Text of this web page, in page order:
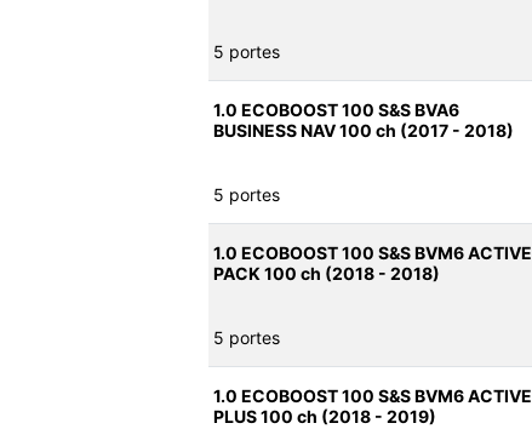
5 portes
1.0 ECOBOOST 100 S&S BVA6
BUSINESS NAV 100 ch (2017 - 2018)
5 portes
1.0 ECOBOOST 100 S&S BVM6 ACTIVE
PACK 100 ch (2018 - 2018)
5 portes
1.0 ECOBOOST 100 S&S BVM6 ACTIVE
PLUS 100 ch (2018 - 2019)